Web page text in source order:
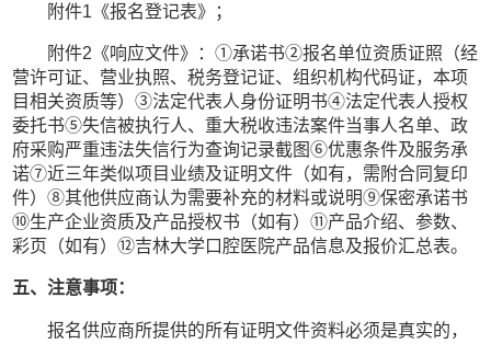
附件1 《报名登记表》；
附件2 《响应文件》：①承诺书②报名单位资质证照（经
营许可证、营业执照、税务登记证、组织机构代码证，本项
目相关资质等）③法定代表人身份证明书④法定代表人授权
委托书⑤失信被执行人、重大税收违法案件当事人名单、政
府采购严重违法失信行为查询记录截图⑥优惠条件及服务承
诺⑦近三年类似项目业绩及证明文件（如有，需附合同复印
件）⑧其他供应商认为需要补充的材料或说明⑨保密承诺书
⑩生产企业资质及产品授权书 （如有）⑪产品介绍、参数、
彩页 （如有）⑫吉林大学口腔医院产品信息及报价汇总表。
五、注意事项：
报名供应商所提供的所有证明文件资料必须是真实的，